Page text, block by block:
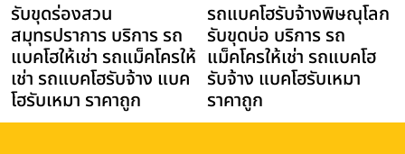
รับขุดร่องสวน
สมุทรปราการ บริการ รถ
แบคโฮให้เช่า รถแม็คโครให้
เช่า รถแบคโฮรับจ้าง แบค
โฮรับเหมา ราคาถูก
รถแบคโฮรับจ้างพิษณุโลก
รับขุดบ่อ บริการ รถ
แม็คโครให้เช่า รถแบคโฮ
รับจ้าง แบคโฮรับเหมา
ราคาถูก